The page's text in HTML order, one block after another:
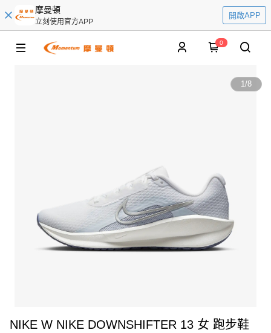
摩曼頓
立刻使用官方APP
開啟APP
0
1/8
NIKE W NIKE DOWNSHIFTER 13 女 跑步鞋